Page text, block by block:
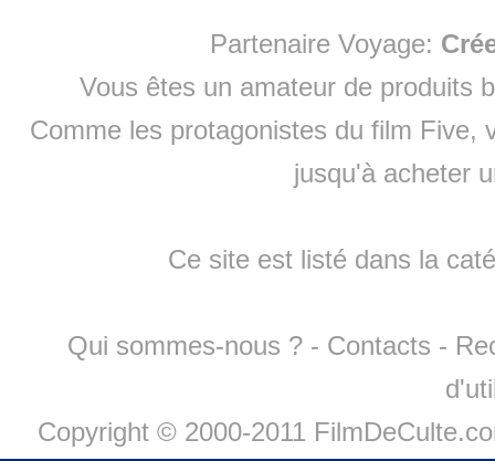
Partenaire Voyage:
Vous êtes un amateur de produits
Comme les protagonistes du film Five,
jusqu'à acheter
Ce site est listé dans la
Qui sommes-nous ? - Contacts -
Copyright © 2000-2011